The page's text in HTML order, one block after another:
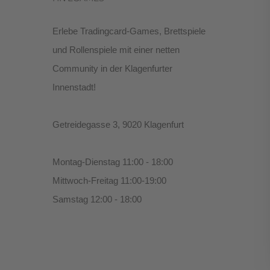
Erlebe Tradingcard-Games, Brettspiele
und Rollenspiele mit einer netten
Community in der Klagenfurter
Innenstadt!
Getreidegasse 3, 9020 Klagenfurt
Montag-Dienstag 11:00 - 18:00
Mittwoch-Freitag 11:00-19:00
Samstag 12:00 - 18:00